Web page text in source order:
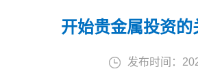
开始贵金属投资
发布时间：